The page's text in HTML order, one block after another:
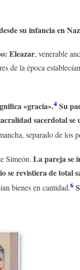
su infancia en
Eleazar, venerable
de la época establecían
«gracia».4 Su
sacerdotal
separado de
Simeón. La pareja se
se revistiera de total
bienes en cantidad.6